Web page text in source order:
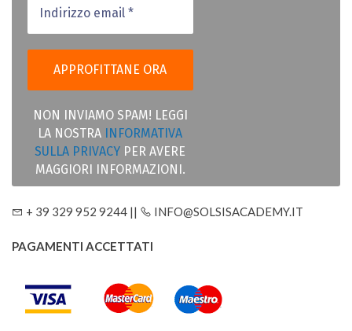
NON INVIAMO SPAM! LEGGI
LA NOSTRA INFORMATIVA
SULLA PRIVACY PER AVERE
MAGGIORI INFORMAZIONI.
+ 39 329 952 9244 || INFO@SOLSISACADEMY.IT
PAGAMENTI ACCETTATI